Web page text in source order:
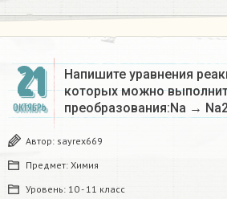
21
ОКТЯБРЬ
Напишите уравнения
которых можно
преобразования:Na →
Автор: sayrex669
Предмет: Химия
Уровень: 10 - 11 класс